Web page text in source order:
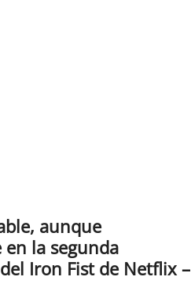
aunque
la segunda
Iron Fist de Netflix –